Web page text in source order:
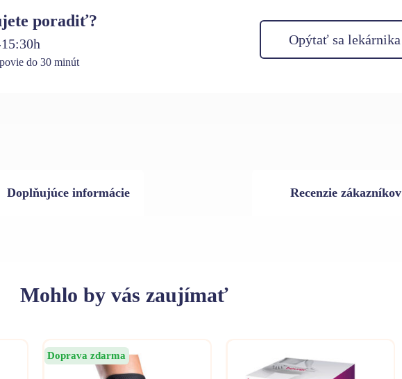
poradiť?
do 30 minút
Opýtať sa lekárnika
Doplňujúce informácie Recenzie zákazníkov
Mohlo by vás zaujímať
Doprava zdarma